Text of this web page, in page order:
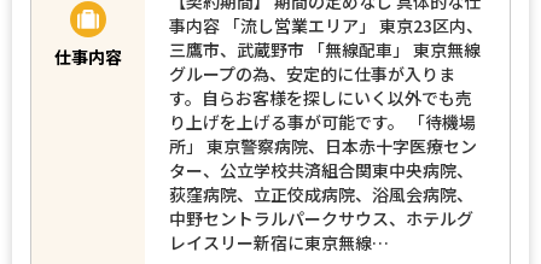
仕事内容
事内容 「流し営業エリア」 東京23区内、
三鷹市、武蔵野市 「無線配車」 東京無線
グループの為、安定的に仕事が入りま
す。自らお客様を探しにいく以外でも売
り上げを上げる事が可能です。 「待機場
所」 東京警察病院、日本赤十字医療セン
ター、公立学校共済組合関東中央病院、
荻窪病院、立正佼成病院、浴風会病院、
中野セントラルパークサウス、ホテルグ
レイスリー新宿に東京無線…